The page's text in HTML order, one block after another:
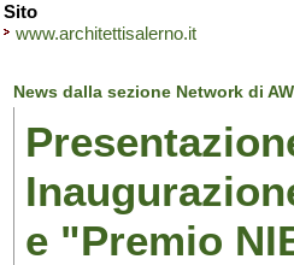
Sito
www.architettisalerno.it
News dalla sezione Network di
e "Premio